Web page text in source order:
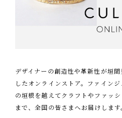
デザイナーの創造性や革新性が垣
したオンラインストア。ファイン
の垣根を越えてクラフトやファッ
まで、全国の皆さまへお届けします